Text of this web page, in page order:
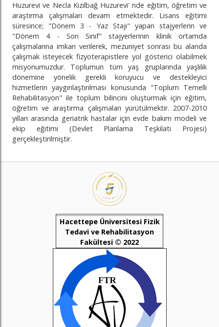
Huzurevi ve Necla Kızılbağ Huzurevi' nde eğitim, öğretim ve
araştırma çalışmaları devam etmektedir. Lisans eğitimi
süresince; "Dönem 3 - Yaz Stajı" yapan stajyerlerin ve
"Dönem 4 - Son Sınıf" stajyerlerinin klinik ortamda
çalışmalarına imkan verilerek, mezuniyet sonrası bu alanda
çalışmak isteyecek fizyoterapistlere yol gösterici olabilmek
misyonumuzdur. Toplumun tüm yaş gruplarında yaşlılık
dönemine yönelik gerekli koruyucu ve destekleyici
hizmetlerin yaygınlaştırılması konusunda "Toplum Temelli
Rehabilitasyon" ile toplum bilincini oluşturmak için eğitim,
öğretim ve araştırma çalışmaları yürütülmektir. 2007-2010
yılları arasında geriatrik hastalar için evde bakım modeli ve
ekip eğitimi (Devlet Planlama Teşkilatı Projesi)
gerçekleştirilmiştir.
Hacettepe Üniversitesi Fizik
Tedavi ve Rehabilitasyon
Fakültesi © 2022